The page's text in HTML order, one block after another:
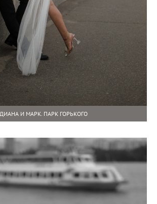
ДИАНА И МАРК. ПАРК ГОРЬКОГО